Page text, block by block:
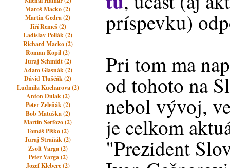
Maroš Macko (2)
Martin Gedra (2)
Jiří Remeš (2)
Ladislav Pollák (2)
Richard Macko (2)
Roman Kopil (2)
Juraj Schmidt (2)
Adam Glasnák (2)
Dávid Tluščák (2)
Ludmila Kucharova (2)
Anton Dulak (2)
Peter Zeleňák (2)
Bob Matuška (2)
Martin Serfozo (2)
Tomáš Plško (2)
Juraj Straňák (2)
Zsolt Varga (2)
Peter Varga (2)
Jozef Kleberc (2)
príspevku)
Pri tom ma
od tohoto na
nebol vývoj,
je celkom
"Prezident